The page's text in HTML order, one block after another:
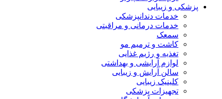
پزشکی و زیبایی
خدمات دندانپزشکی
خدمات درمانی و مراقبتی
سمعک
کاشت و ترمیم مو
تغذیه و رژیم غذایی
لوازم آرایشی و بهداشتی
سالن آرایش و زیبایی
کلینیک زیبایی
تجهیزات پزشکی